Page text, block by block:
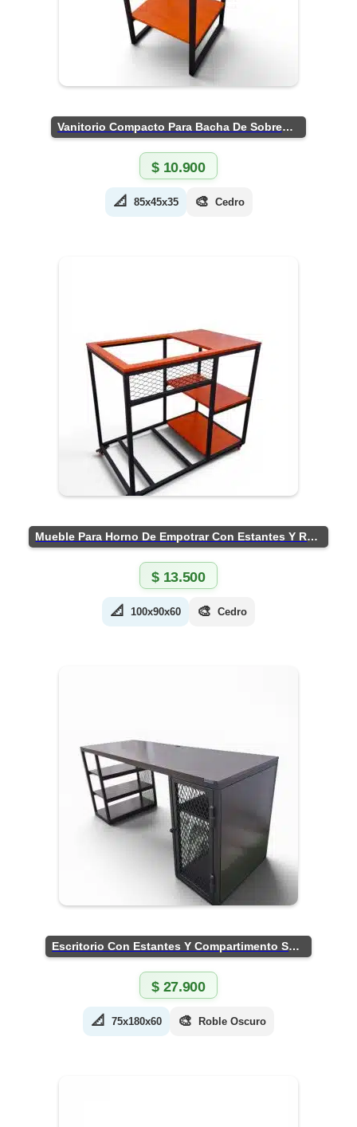
Vanitorio Compacto Para Bacha De Sobreponer
$10.900
📐 85x45x35 🎨 Cedro
Mueble Para Horno De Empotrar Con Estantes Y Ruedas
$13.500
📐 100x90x60 🎨 Cedro
Escritorio Con Estantes Y Compartimento Seguro
$27.900
📐 75x180x60 🎨 Roble Oscuro